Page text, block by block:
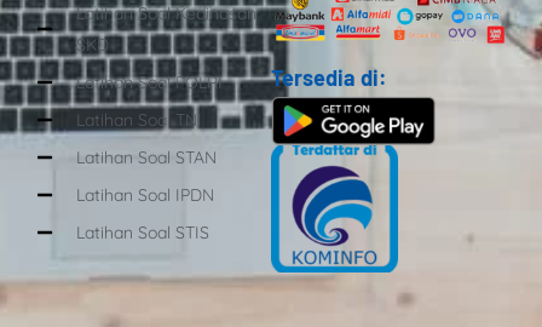
Latihan Soal Kedinasan
SKD
Latihan Soal POLRI
Latihan Soal TNI
Latihan Soal STAN
Latihan Soal IPDN
Latihan Soal STIS
Tersedia di: